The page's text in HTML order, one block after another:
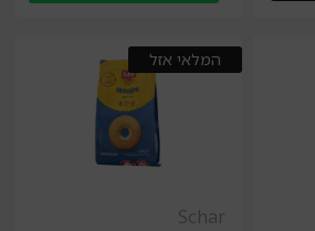
המלאי אזל
Schar